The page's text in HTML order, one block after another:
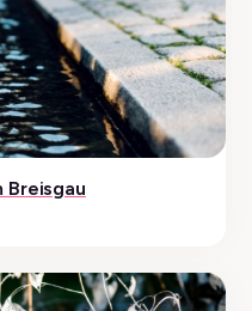
Breisgau